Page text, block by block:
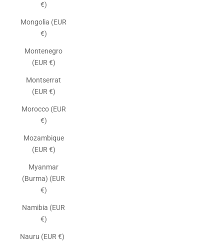
€)
Mongolia (EUR
€)
Montenegro
(EUR €)
Montserrat
(EUR €)
Morocco (EUR
€)
Mozambique
(EUR €)
Myanmar
(Burma) (EUR
€)
Namibia (EUR
€)
Nauru (EUR €)